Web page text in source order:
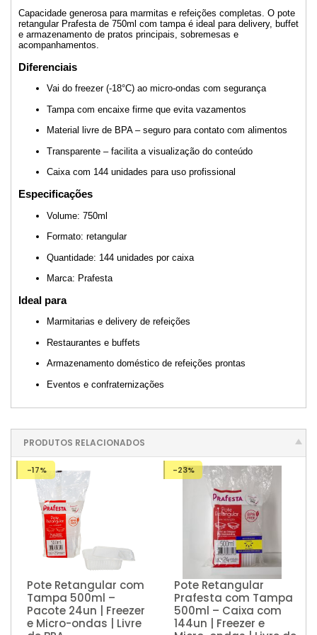
Capacidade generosa para marmitas e refeições completas. O pote
retangular Prafesta de 750ml com tampa é ideal para delivery, buffet
e armazenamento de pratos principais, sobremesas e
acompanhamentos.
Diferenciais
Vai do freezer (-18°C) ao micro-ondas com segurança
Tampa com encaixe firme que evita vazamentos
Material livre de BPA – seguro para contato com alimentos
Transparente – facilita a visualização do conteúdo
Caixa com 144 unidades para uso profissional
Especificações
Volume: 750ml
Formato: retangular
Quantidade: 144 unidades por caixa
Marca: Prafesta
Ideal para
Marmitarias e delivery de refeições
Restaurantes e buffets
Armazenamento doméstico de refeições prontas
Eventos e confraternizações
PRODUTOS RELACIONADOS
-17%
Pote Retangular com
Tampa 500ml –
Pacote 24un | Freezer
e Micro-ondas | Livre
-23%
Pote Retangular
Prafesta com Tampa
500ml – Caixa com
144un | Freezer e